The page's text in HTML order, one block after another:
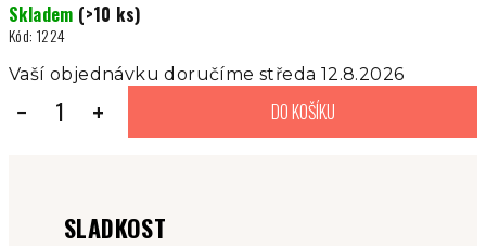
cena:
Skladem (>10 ks)
Kód: 1224
Vaší objednávku doručíme středa 12.8.2026
+
− DO KOŠÍKU
SLADKOST